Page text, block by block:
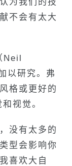
不会有太大
Neil
以研究。弗
格或更好的
视觉。
没有太多的
型会影响你
喜欢大自